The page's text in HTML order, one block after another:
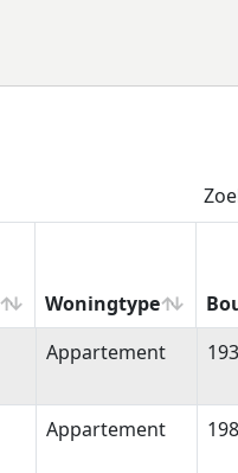
Woningtype
Woningtype
Appartement
Appartement